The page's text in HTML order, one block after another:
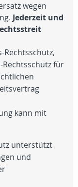
wegen
Jederzeit und
Rechtsschutz,
für
kann mit
unterstützt
und